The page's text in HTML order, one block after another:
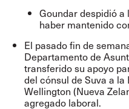
Goundar despidió a
haber mantenido
El pasado fin de
Departamento de
transferido su apoyo
del cónsul de Suva a
Wellington (Nueva
agregado laboral.